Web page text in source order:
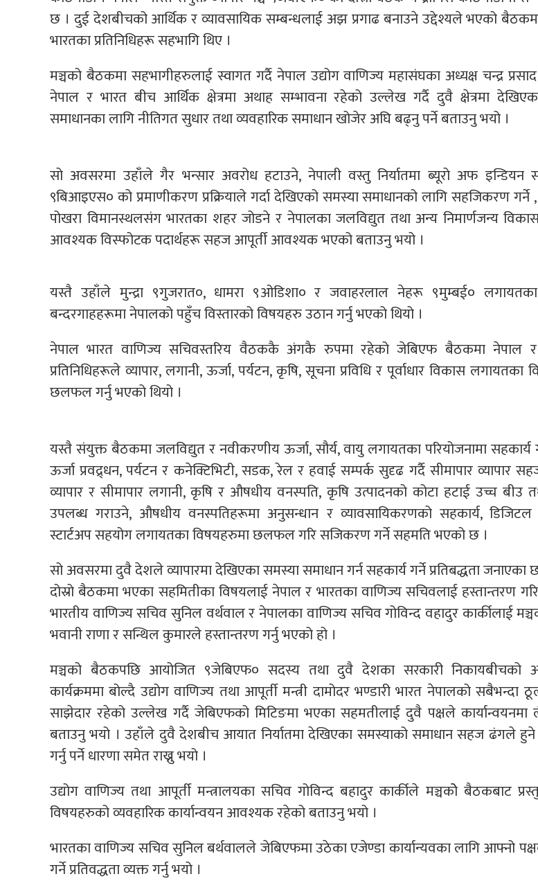
छ । दुई देशबीचको आर्थिक र व्यावसायिक सम्बन्धलाई अझ प्रगाढ बनाउने उद्देश्यले भएको
भारतका प्रतिनिधिहरू सहभागि थिए ।
मञ्चको बैठकमा सहभागीहरुलाई स्वागत गर्दै नेपाल उद्योग वाणिज्य महासंघका अध्यक्ष चन्द्र
नेपाल र भारत बीच आर्थिक क्षेत्रमा अथाह सम्भावना रहेको उल्लेख गर्दै दुवै क्षेत्रमा
समाधानका लागि नीतिगत सुधार तथा व्यवहारिक समाधान खोजेर अघि बढ्नु पर्ने बताउनु भयो ।
सो अवसरमा उहाँले गैर भन्सार अवरोध हटाउने, नेपाली वस्तु निर्यातमा ब्यूरो अफ इन्डियन
९बिआइएस० को प्रमाणीकरण प्रक्रियाले गर्दा देखिएको समस्या समाधानको लागि सहजिकरण गर्ने
पोखरा विमानस्थलसंग भारतका शहर जोडने र नेपालका जलविद्युत तथा अन्य निमार्णजन्य
आवश्यक विस्फोटक पदार्थहरू सहज आपूर्ती आवश्यक भएको बताउनु भयो ।
यस्तै उहाँले मुन्द्रा ९गुजरात०, धामरा ९ओडिशा० र जवाहरलाल नेहरू ९मुम्बई०
बन्दरगाहहरूमा नेपालको पहुँच विस्तारको विषयहरु उठान गर्नु भएको थियो ।
नेपाल भारत वाणिज्य सचिवस्तरिय वैठककै अंगकै रुपमा रहेको जेबिएफ बैठकमा नेपाल र
प्रतिनिधिहरूले व्यापार, लगानी, ऊर्जा, पर्यटन, कृषि, सूचना प्रविधि र पूर्वाधार विकास लगायतका
छलफल गर्नु भएको थियो ।
यस्तै संयुक्त बैठकमा जलविद्युत र नवीकरणीय ऊर्जा, सौर्य, वायु लगायतका परियोजनामा सहकार्य
ऊर्जा प्रवद्र्धन, पर्यटन र कनेक्टिभिटी, सडक, रेल र हवाई सम्पर्क सुदृढ गर्दै सीमापार व्यापार
व्यापार र सीमापार लगानी, कृषि र औषधीय वनस्पति, कृषि उत्पादनको कोटा हटाई उच्च बीउ
उपलब्ध गराउने, औषधीय वनस्पतिहरूमा अनुसन्धान र व्यावसायिकरणको सहकार्य, डिजिटल
स्टार्टअप सहयोग लगायतका विषयहरुमा छलफल गरि सजिकरण गर्ने सहमति भएको छ ।
सो अवसरमा दुवै देशले व्यापारमा देखिएका समस्या समाधान गर्न सहकार्य गर्ने प्रतिबद्धता जनाएका
दोस्रो बैठकमा भएका सहमितीका विषयलाई नेपाल र भारतका वाणिज्य सचिवलाई हस्तान्तरण
भारतीय वाणिज्य सचिव सुनिल वर्थवाल र नेपालका वाणिज्य सचिव गोविन्द वहादुर कार्कीलाई
भवानी राणा र सन्थिल कुमारले हस्तान्तरण गर्नु भएको हो ।
मञ्चको बैठकपछि आयोजित ९जेबिएफ० सदस्य तथा दुवै देशका सरकारी निकायबीचको
कार्यक्रममा बोल्दै उद्योग वाणिज्य तथा आपूर्ती मन्त्री दामोदर भण्डारी भारत नेपालको सबैभन्दा
साझेदार रहेको उल्लेख गर्दै जेबिएफको मिटिङमा भएका सहमतीलाई दुवै पक्षले कार्यान्वयनमा
बताउनु भयो । उहाँले दुवै देशबीच आयात निर्यातमा देखिएका समस्याको समाधान सहज ढंगले
गर्नु पर्ने धारणा समेत राख्नु भयो ।
उद्योग वाणिज्य तथा आपूर्ती मन्त्रालयका सचिव गोविन्द बहादुर कार्कीले मञ्चकोे बैठकबाट
विषयहरुको व्यवहारिक कार्यान्वयन आवश्यक रहेको बताउनु भयो ।
भारतका वाणिज्य सचिव सुनिल बर्थवालले जेबिएफमा उठेका एजेण्डा कार्यान्यवका लागि आफ्नो
गर्ने प्रतिवद्धता व्यक्त गर्नु भयो ।